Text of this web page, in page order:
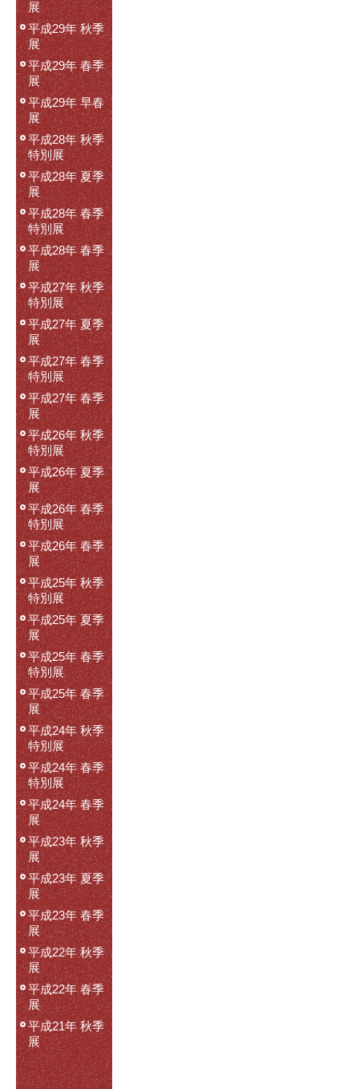
展
平成29年 秋季
展
平成29年 春季
展
平成29年 早春
展
平成28年 秋季
特別展
平成28年 夏季
展
平成28年 春季
特別展
平成28年 春季
展
平成27年 秋季
特別展
平成27年 夏季
展
平成27年 春季
特別展
平成27年 春季
展
平成26年 秋季
特別展
平成26年 夏季
展
平成26年 春季
特別展
平成26年 春季
展
平成25年 秋季
特別展
平成25年 夏季
展
平成25年 春季
特別展
平成25年 春季
展
平成24年 秋季
特別展
平成24年 春季
特別展
平成24年 春季
展
平成23年 秋季
展
平成23年 夏季
展
平成23年 春季
展
平成22年 秋季
展
平成22年 春季
展
平成21年 秋季
展